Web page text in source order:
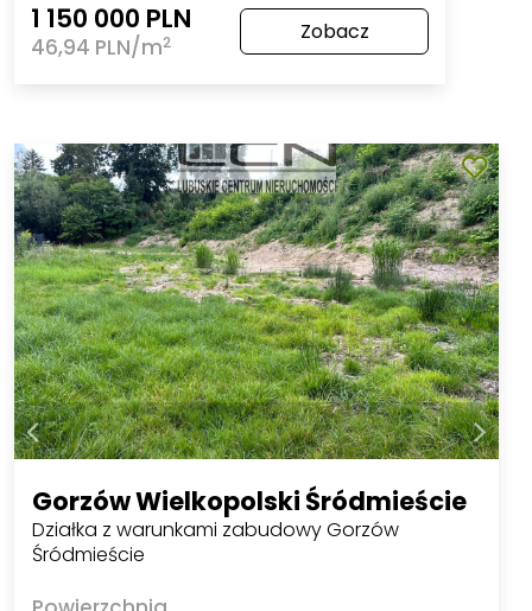
1 150 000 PLN
46,94 PLN/m2 Zobacz
Gorzów Wielkopolski Śródmieście
Działka z warunkami zabudowy Gorzów
Śródmieście